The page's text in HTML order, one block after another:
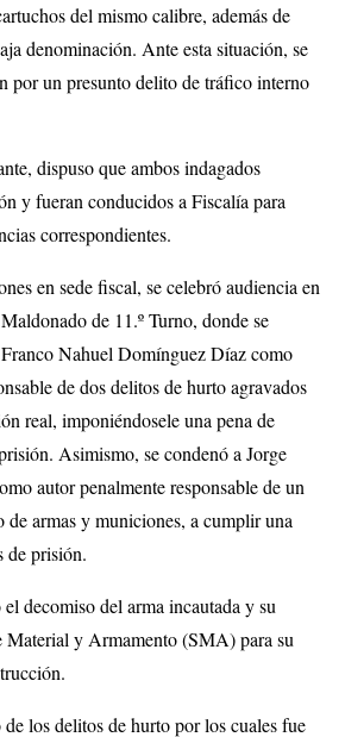
del mismo calibre, además de
denominación. Ante esta situación, se
por un presunto delito de tráfico interno
dispuso que ambos indagados
y fueran conducidos a Fiscalía para
correspondientes.
en sede fiscal, se celebró audiencia en
de 11.º Turno, donde se
Nahuel Domínguez Díaz como
de dos delitos de hurto agravados
real, imponiéndosele una pena de
Asimismo, se condenó a Jorge
autor penalmente responsable de un
armas y municiones, a cumplir una
de prisión.
decomiso del arma incautada y su
Material y Armamento (SMA) para su
de los delitos de hurto por los cuales fue